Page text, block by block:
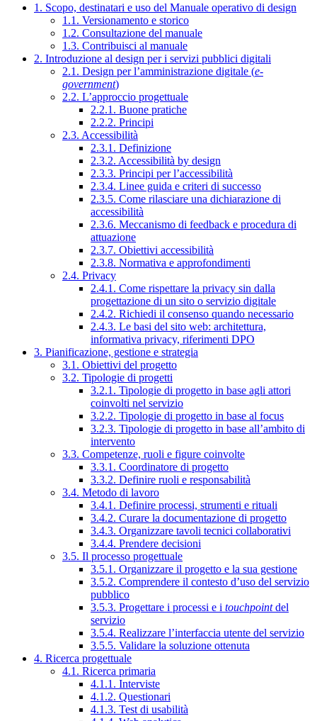
1. Scopo, destinatari e uso del Manuale operativo di design
1.1. Versionamento e storico
1.2. Consultazione del manuale
1.3. Contribuisci al manuale
2. Introduzione al design per i servizi pubblici digitali
2.1. Design per l’amministrazione digitale (e-
government)
2.2. L’approccio progettuale
2.2.1. Buone pratiche
2.2.2. Principi
2.3. Accessibilità
2.3.1. Definizione
2.3.2. Accessibilità by design
2.3.3. Principi per l’accessibilità
2.3.4. Linee guida e criteri di successo
2.3.5. Come rilasciare una dichiarazione di
accessibilità
2.3.6. Meccanismo di feedback e procedura di
attuazione
2.3.7. Obiettivi accessibilità
2.3.8. Normativa e approfondimenti
2.4. Privacy
2.4.1. Come rispettare la privacy sin dalla
progettazione di un sito o servizio digitale
2.4.2. Richiedi il consenso quando necessario
2.4.3. Le basi del sito web: architettura,
informativa privacy, riferimenti DPO
3. Pianificazione, gestione e strategia
3.1. Obiettivi del progetto
3.2. Tipologie di progetti
3.2.1. Tipologie di progetto in base agli attori
coinvolti nel servizio
3.2.2. Tipologie di progetto in base al focus
3.2.3. Tipologie di progetto in base all’ambito di
intervento
3.3. Competenze, ruoli e figure coinvolte
3.3.1. Coordinatore di progetto
3.3.2. Definire ruoli e responsabilità
3.4. Metodo di lavoro
3.4.1. Definire processi, strumenti e rituali
3.4.2. Curare la documentazione di progetto
3.4.3. Organizzare tavoli tecnici collaborativi
3.4.4. Prendere decisioni
3.5. Il processo progettuale
3.5.1. Organizzare il progetto e la sua gestione
3.5.2. Comprendere il contesto d’uso del servizio
pubblico
3.5.3. Progettare i processi e i touchpointdel
servizio
3.5.4. Realizzare l’interfaccia utente del servizio
3.5.5. Validare la soluzione ottenuta
4. Ricerca progettuale
4.1. Ricerca primaria
4.1.1. Interviste
4.1.2. Questionari
4.1.3. Test di usabilità